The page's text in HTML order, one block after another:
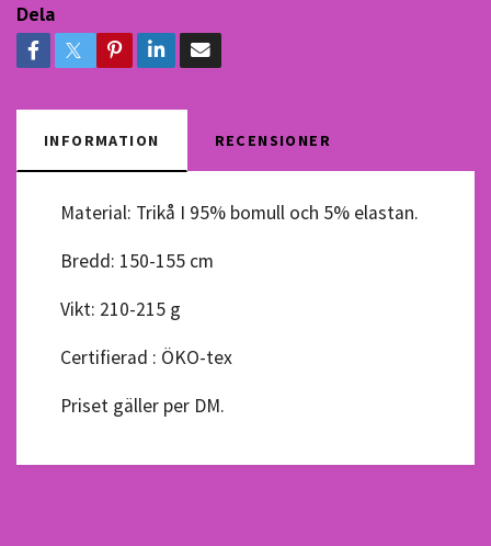
Dela
INFORMATION RECENSIONER
Material: Trikå I 95% bomull och 5% elastan.
Bredd: 150-155 cm
Vikt: 210-215 g
Certifierad : ÖKO-tex
Priset gäller per DM.